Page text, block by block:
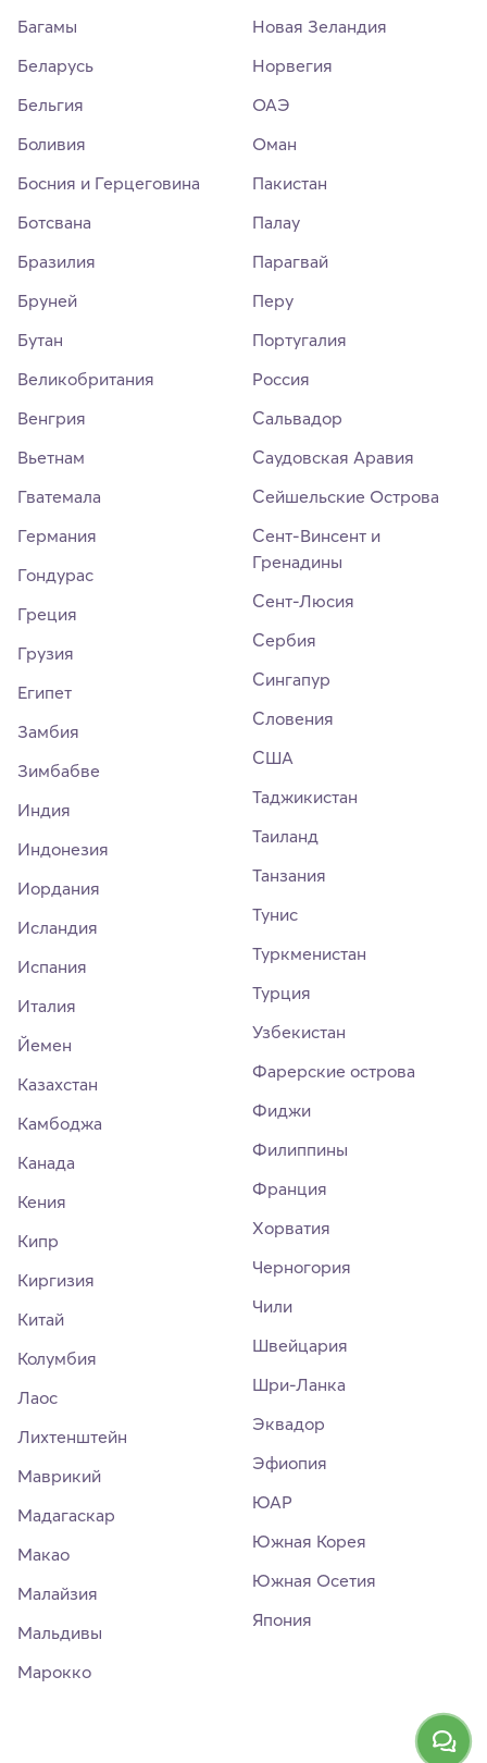
Багамы
Беларусь
Бельгия
Боливия
Босния и Герцеговина
Ботсвана
Бразилия
Бруней
Бутан
Великобритания
Венгрия
Вьетнам
Гватемала
Германия
Гондурас
Греция
Грузия
Египет
Замбия
Зимбабве
Индия
Индонезия
Иордания
Исландия
Испания
Италия
Йемен
Казахстан
Камбоджа
Канада
Кения
Кипр
Киргизия
Китай
Колумбия
Лаос
Лихтенштейн
Маврикий
Мадагаскар
Макао
Малайзия
Мальдивы
Марокко
Новая Зеландия
Норвегия
ОАЭ
Оман
Пакистан
Палау
Парагвай
Перу
Португалия
Россия
Сальвадор
Саудовская Аравия
Сейшельские Острова
Сент-Винсент и
Гренадины
Сент-Люсия
Сербия
Сингапур
Словения
США
Таджикистан
Таиланд
Танзания
Тунис
Туркменистан
Турция
Узбекистан
Фарерские острова
Фиджи
Филиппины
Франция
Хорватия
Черногория
Чили
Швейцария
Шри-Ланка
Эквадор
Эфиопия
ЮАР
Южная Корея
Южная Осетия
Япония